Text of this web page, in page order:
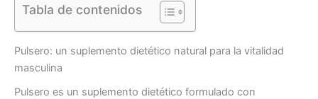
Tabla de contenidos
Pulsero: un suplemento dietético natural para la vitalidad
masculina
Pulsero es un suplemento dietético formulado con